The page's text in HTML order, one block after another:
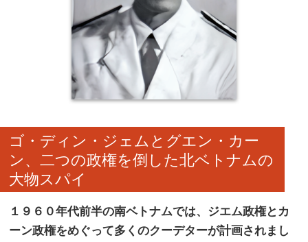
ゴ・ディン・ジェムとグエン・カー
ン、二つの政権を倒した北ベトナムの
大物スパイ
１９６０年代前半の南ベトナムでは、ジエム政権とカ
ーン政権をめぐって多くのクーデターが計画されまし